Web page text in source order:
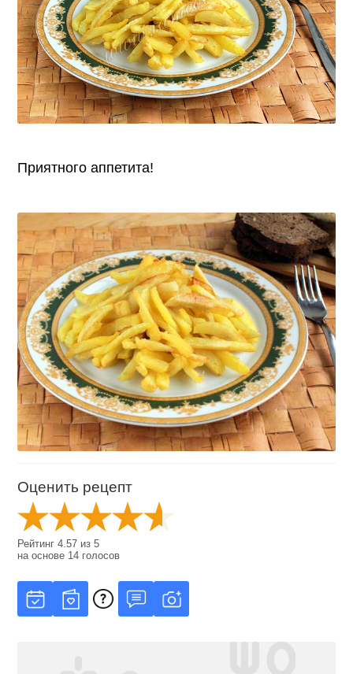
Приятного аппетита!
Оценить рецепт
Рейтинг4.57 из5
на основе 14 голосов